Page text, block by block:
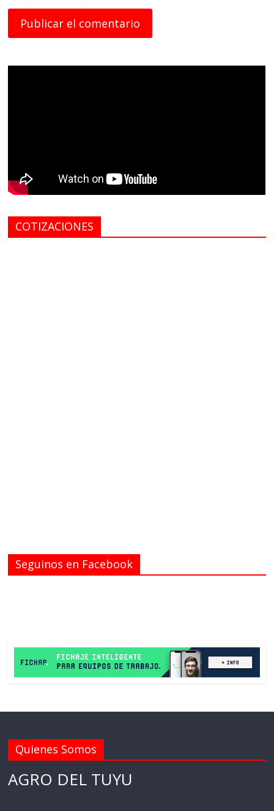
COTIZACIONES
Seguinos en Facebook
Quienes Somos
AGRO DEL TUYU